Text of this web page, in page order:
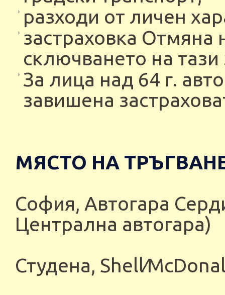
разходи от личен
застраховка
сключването на тази
За лица над 64 г.
завишена
МЯСТО НА
София, Aвтогара
Централна автогара)
Студена,